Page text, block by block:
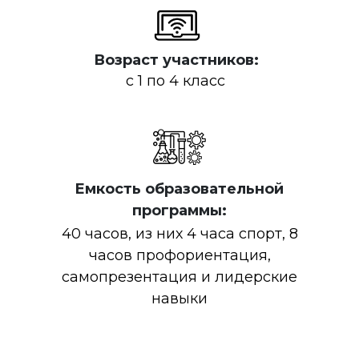
Возраст участников:
с 1 по 4 класс
Емкость образовательной
программы:
40 часов, из них 4 часа спорт, 8
часов профориентация,
самопрезентация и лидерские
навыки